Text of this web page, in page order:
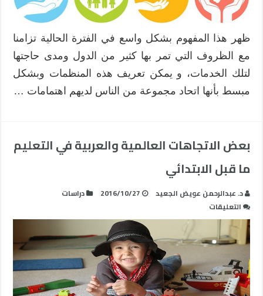
ظهر هذا المفهوم بشكل واسع في الفترة الحالية تزامنا
مع الظروف التي تمر بها كثير من الدول ومدى حاجتها
لتلك الخدمات، و يمكن تعريف هذه المنظمات وبشكل
مبسط بأنها اتحاد مجموعة من الناس لديهم اهتمامات …
بعض الاتجاهات العالمية والعربية في التعليم
ما قبل الابتدائي
د. عبدالرحمن عويض الجعيد 2016/10/27
دراسات
التعليقات
بعض
الاتجاهات
العالمية
والعربية
في
التعليم